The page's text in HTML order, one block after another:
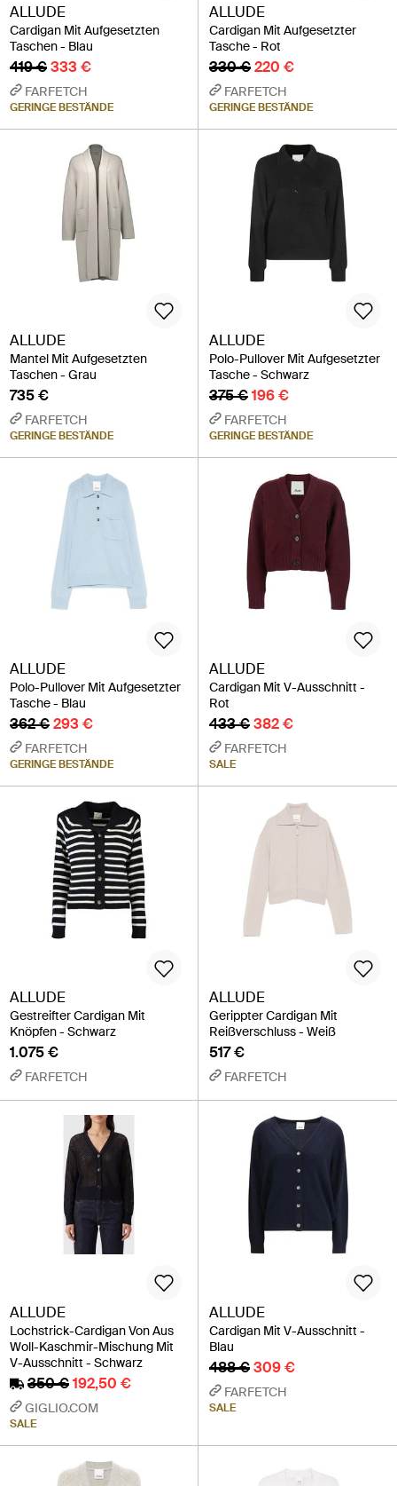
ALLUDE
Cardigan Mit Aufgesetzten
Taschen - Blau
419 €333 €
FARFETCH
GERINGE BESTÄNDE
ALLUDE
Cardigan Mit Aufgesetzter
Tasche - Rot
330 €220 €
FARFETCH
GERINGE BESTÄNDE
ALLUDE
Mantel Mit Aufgesetzten
Taschen - Grau
735 €
FARFETCH
GERINGE BESTÄNDE
ALLUDE
Polo-Pullover Mit Aufgesetzter
Tasche - Schwarz
375 €196 €
FARFETCH
GERINGE BESTÄNDE
ALLUDE
Polo-Pullover Mit Aufgesetzter
Tasche - Blau
362 €293 €
FARFETCH
GERINGE BESTÄNDE
ALLUDE
Cardigan Mit V-Ausschnitt -
Rot
433 €382 €
FARFETCH
SALE
ALLUDE
Gestreifter Cardigan Mit
Knöpfen - Schwarz
1.075 €
FARFETCH
ALLUDE
Gerippter Cardigan Mit
Reißverschluss - Weiß
517 €
FARFETCH
ALLUDE
Lochstrick-Cardigan Von Aus
Woll-Kaschmir-Mischung Mit
V-Ausschnitt - Schwarz
350 €192,50 €
GIGLIO.COM
SALE
ALLUDE
Cardigan Mit V-Ausschnitt -
Blau
488 €309 €
FARFETCH
SALE